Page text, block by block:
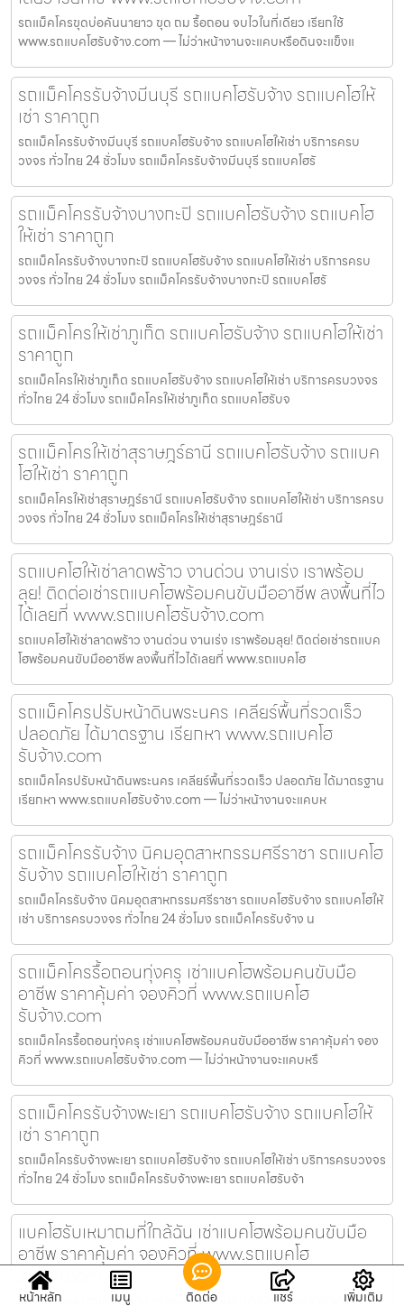
รถแม็คโครขุดบ่อคันนายาว ขุด ถม รื้อถอน จบไวในที่เดียว เรียกใช้
www.รถแบคโฮรับจ้าง.com — ไม่ว่าหน้างานจะแคบหรือดินจะแข็งแ
รถแม็คโครรับจ้างมีนบุรี รถแบคโฮรับจ้าง รถแบคโฮให้
เช่า ราคาถูก
รถแม็คโครรับจ้างมีนบุรี รถแบคโฮรับจ้าง รถแบคโฮให้เช่า บริการครบ
วงจร ทั่วไทย 24 ชั่วโมง รถแม็คโครรับจ้างมีนบุรี รถแบคโฮรั
รถแม็คโครรับจ้างบางกะปิ รถแบคโฮรับจ้าง รถแบคโฮ
ให้เช่า ราคาถูก
รถแม็คโครรับจ้างบางกะปิ รถแบคโฮรับจ้าง รถแบคโฮให้เช่า บริการครบ
วงจร ทั่วไทย 24 ชั่วโมง รถแม็คโครรับจ้างบางกะปิ รถแบคโฮรั
รถแม็คโครให้เช่าภูเก็ต รถแบคโฮรับจ้าง รถแบคโฮให้เช่า
ราคาถูก
รถแม็คโครให้เช่าภูเก็ต รถแบคโฮรับจ้าง รถแบคโฮให้เช่า บริการครบวงจร
ทั่วไทย 24 ชั่วโมง รถแม็คโครให้เช่าภูเก็ต รถแบคโฮรับจ
รถแม็คโครให้เช่าสุราษฎร์ธานี รถแบคโฮรับจ้าง รถแบค
โฮให้เช่า ราคาถูก
รถแม็คโครให้เช่าสุราษฎร์ธานี รถแบคโฮรับจ้าง รถแบคโฮให้เช่า บริการครบ
วงจร ทั่วไทย 24 ชั่วโมง รถแม็คโครให้เช่าสุราษฎร์ธานี
รถแบคโฮให้เช่าลาดพร้าว งานด่วน งานเร่ง เราพร้อม
ลุย! ติดต่อเช่ารถแบคโฮพร้อมคนขับมืออาชีพ ลงพื้นที่ไว
ได้เลยที่ www.รถแบคโฮรับจ้าง.com
รถแบคโฮให้เช่าลาดพร้าว งานด่วน งานเร่ง เราพร้อมลุย! ติดต่อเช่ารถแบค
โฮพร้อมคนขับมืออาชีพ ลงพื้นที่ไวได้เลยที่ www.รถแบคโฮ
รถแม็คโครปรับหน้าดินพระนคร เคลียร์พื้นที่รวดเร็ว
ปลอดภัย ได้มาตรฐาน เรียกหา www.รถแบคโฮ
รับจ้าง.com
รถแม็คโครปรับหน้าดินพระนคร เคลียร์พื้นที่รวดเร็ว ปลอดภัย ได้มาตรฐาน
เรียกหา www.รถแบคโฮรับจ้าง.com — ไม่ว่าหน้างานจะแคบห
รถแม็คโครรับจ้าง นิคมอุตสาหกรรมศรีราชา รถแบคโฮ
รับจ้าง รถแบคโฮให้เช่า ราคาถูก
รถแม็คโครรับจ้าง นิคมอุตสาหกรรมศรีราชา รถแบคโฮรับจ้าง รถแบคโฮให้
เช่า บริการครบวงจร ทั่วไทย 24 ชั่วโมง รถแม็คโครรับจ้าง น
รถแม็คโครรื้อถอนทุ่งครุ เช่าแบคโฮพร้อมคนขับมือ
อาชีพ ราคาคุ้มค่า จองคิวที่ www.รถแบคโฮ
รับจ้าง.com
รถแม็คโครรื้อถอนทุ่งครุ เช่าแบคโฮพร้อมคนขับมืออาชีพ ราคาคุ้มค่า จอง
คิวที่ www.รถแบคโฮรับจ้าง.com — ไม่ว่าหน้างานจะแคบหรื
รถแม็คโครรับจ้างพะเยา รถแบคโฮรับจ้าง รถแบคโฮให้
เช่า ราคาถูก
รถแม็คโครรับจ้างพะเยา รถแบคโฮรับจ้าง รถแบคโฮให้เช่า บริการครบวงจร
ทั่วไทย 24 ชั่วโมง รถแม็คโครรับจ้างพะเยา รถแบคโฮรับจ้า
แบคโฮรับเหมาถมที่ใกล้ฉัน เช่าแบคโฮพร้อมคนขับมือ
อาชีพ ราคาคุ้มค่า จองคิวที่ www.รถแบคโฮ
รับจ้าง.com
แบคโฮรับเหมาถมที่ใกล้ฉัน เช่าแบคโฮพร้อมคนขับมืออาชีพ ราคาคุ้มค่า
หน้าหลัก เมนู ติดต่อ แชร์ เพิ่มเติม